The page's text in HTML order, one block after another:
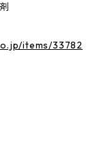
items/33782